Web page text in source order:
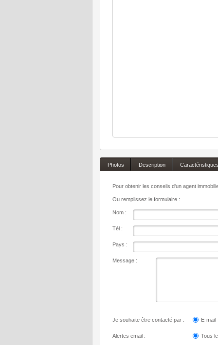
Photos Description
Pour obtenir les conseils d'un agent
Ou remplissez le formulaire :
Nom :
Tél :
Pays :
Message :
Je souhaite être contacté par : E-mail
Alertes email : Tous